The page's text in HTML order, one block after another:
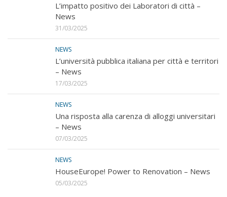
L’impatto positivo dei Laboratori di città –
News
31/03/2025
NEWS
L’università pubblica italiana per città e territori
– News
17/03/2025
NEWS
Una risposta alla carenza di alloggi universitari
– News
07/03/2025
NEWS
HouseEurope! Power to Renovation – News
05/03/2025